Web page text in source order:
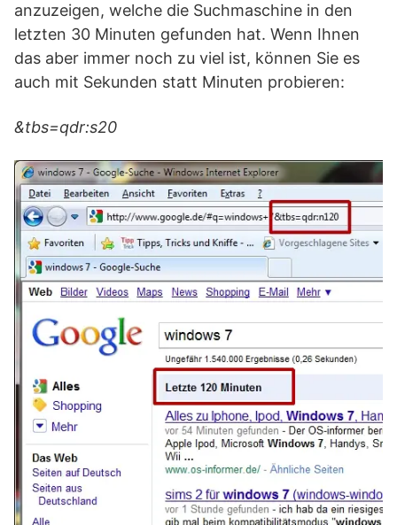
anzuzeigen, welche die Suchmaschine in den
letzten 30 Minuten gefunden hat. Wenn Ihnen
das aber immer noch zu viel ist, können Sie es
auch mit Sekunden statt Minuten probieren:
&tbs=qdr:s20